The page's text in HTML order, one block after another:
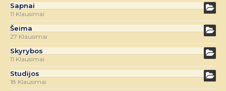
Sapnai
11 Klausimai
Šeima
27 Klausimai
Skyrybos
11 Klausimai
Studijos
18 Klausimai